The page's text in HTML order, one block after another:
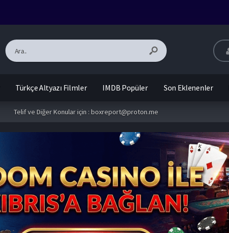
Türkçe Altyazı Filmler IMDB Popüler Son Eklenenler
Telif ve Diğer Konular için : boxreport@proton.me